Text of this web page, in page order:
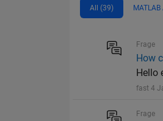
All (39)
Frage
How
Hello
fast 4
Frage